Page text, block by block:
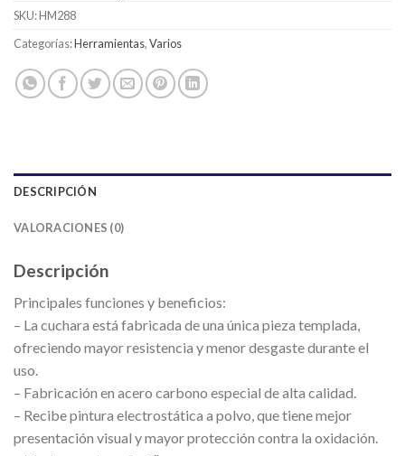
SKU:HM288
Categorías:Herramientas,Varios
DESCRIPCIÓN
VALORACIONES (0)
Descripción
Principales funciones y beneficios:
– La cuchara está fabricada de una única pieza templada,
ofreciendo mayor resistencia y menor desgaste durante el
uso.
– Fabricación en acero carbono especial de alta calidad.
– Recibe pintura electrostática a polvo, que tiene mejor
presentación visual y mayor protección contra la oxidación.